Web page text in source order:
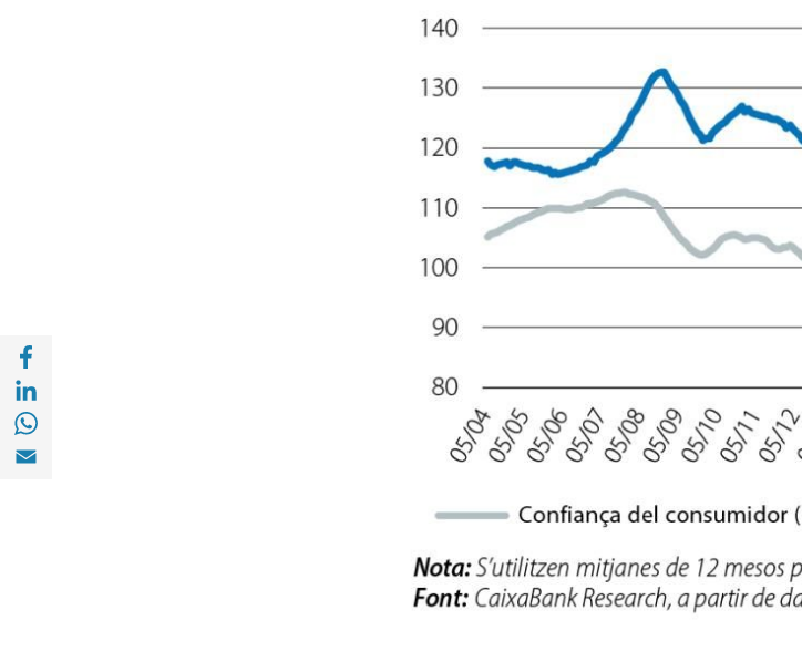
Compartir a with Linkedin (opens in a new window)
Compartir a with Whatsapp (opens in a new window)
Compartir a Email (opens in a new window)